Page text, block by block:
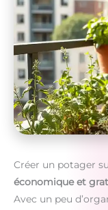
Créer un potager
économique et
Avec un peu